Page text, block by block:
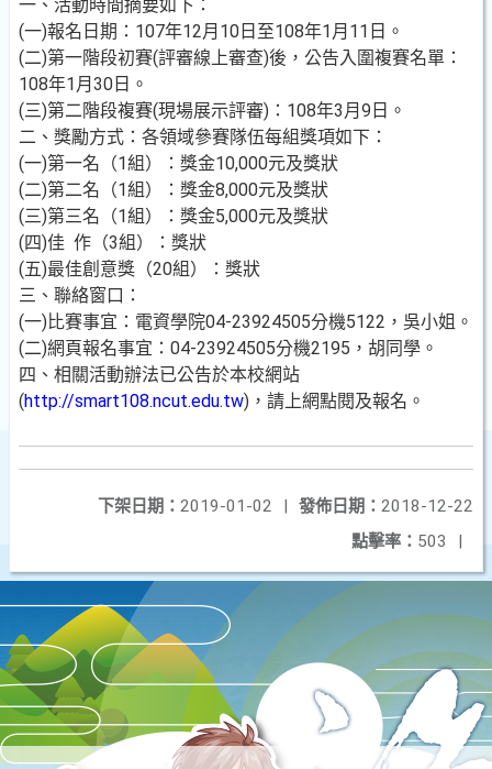
一、活動時間摘要如下：
(一)報名日期：107年12月10日至108年1月11日。
(二)第一階段初賽(評審線上審查)後，公告入圍複賽名單：
108年1月30日。
(三)第二階段複賽(現場展示評審)：108年3月9日。
二、獎勵方式：各領域參賽隊伍每組獎項如下：
(一)第一名（1組）：獎金10,000元及獎狀
(二)第二名（1組）：獎金8,000元及獎狀
(三)第三名（1組）：獎金5,000元及獎狀
(四)佳 作（3組）：獎狀
(五)最佳創意獎（20組）：獎狀
三、聯絡窗口：
(一)比賽事宜：電資學院04-23924505分機5122，吳小姐。
(二)網頁報名事宜：04-23924505分機2195，胡同學。
四、相關活動辦法已公告於本校網站
(http://smart108.ncut.edu.tw)，請上網點閱及報名。
發佈日期： 2018-12-22
下架日期： 2019-01-02
|
點擊率： 503 |